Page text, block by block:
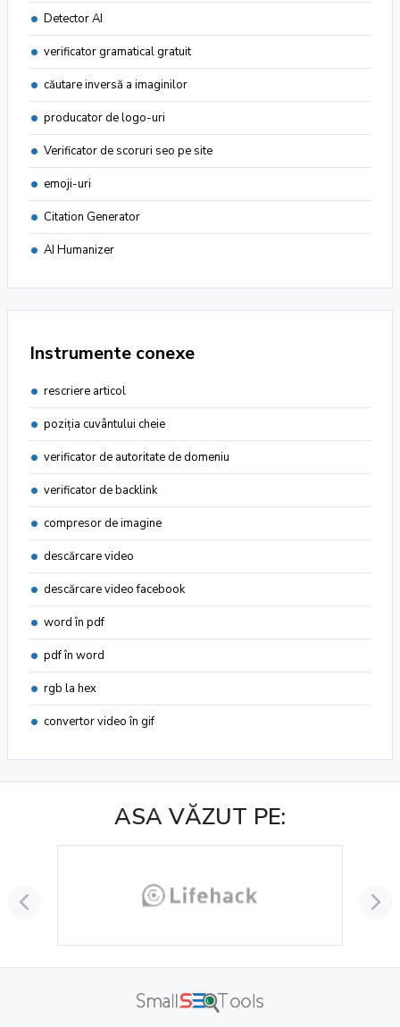
Detector AI
verificator gramatical gratuit
căutare inversă a imaginilor
producator de logo-uri
Verificator de scoruri seo pe site
emoji-uri
Citation Generator
AI Humanizer
Instrumente conexe
rescriere articol
poziţia cuvântului cheie
verificator de autoritate de domeniu
verificator de backlink
compresor de imagine
descărcare video
descărcare video facebook
word în pdf
pdf în word
rgb la hex
convertor video în gif
ASA VĂZUT PE: